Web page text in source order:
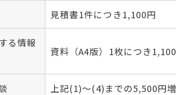
見積書1件につき1,100円
る情報
資料（A4版）1枚につき
上記(1)～(4)までの5,500円